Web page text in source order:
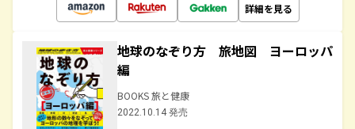
詳細を見る
地球のなぞり方 旅地図 ヨーロッパ
編
BOOKS 旅と健康
2022.10.14 発売